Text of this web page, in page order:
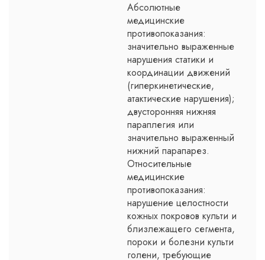
Абсолютные
медицинские
противопоказания:
значительно выраженные
нарушения статики и
координации движений
(гиперкинетические,
атактические нарушения);
двусторонняя нижняя
параплегия или
значительно выраженный
нижний парапарез.
Относительные
медицинские
противопоказания:
нарушение целостности
кожных покровов культи и
близлежащего сегмента,
пороки и болезни культи
голени, требующие